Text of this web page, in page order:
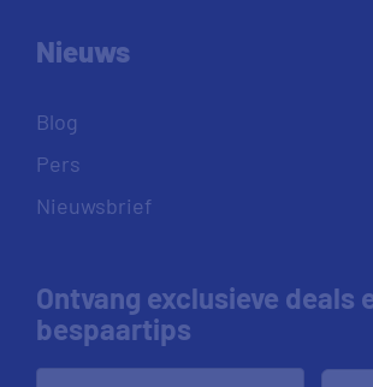
Nieuws
Blog
Pers
Nieuwsbrief
Ontvang exclusieve deals
bespaartips